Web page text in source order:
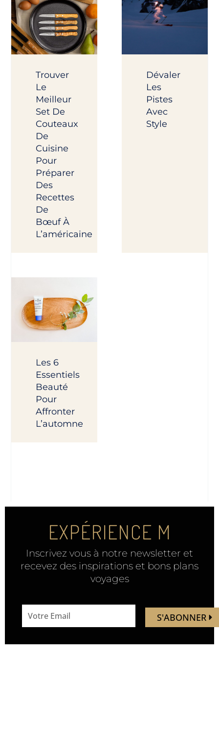
Trouver
Le
Meilleur
Set De
Couteaux
De
Cuisine
Pour
Préparer
Des
Recettes
De
Bœuf À
L’américaine
Dévaler
Les
Pistes
Avec
Style
Les 6
Essentiels
Beauté
Pour
Affronter
L’automne
EXPÉRIENCE M
Inscrivez vous à notre newsletter et
recevez des inspirations et bons plans
voyages
address
S'ABONNER